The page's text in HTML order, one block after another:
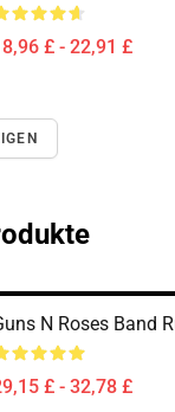
£ - 22,91 £
N Roses Band
£ - 32,78 £